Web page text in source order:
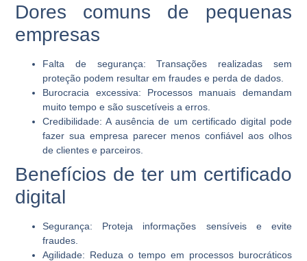
Dores comuns de pequenas
empresas
Falta de segurança: Transações realizadas sem
proteção podem resultar em fraudes e perda de dados.
Burocracia excessiva: Processos manuais demandam
muito tempo e são suscetíveis a erros.
Credibilidade: A ausência de um certificado digital pode
fazer sua empresa parecer menos confiável aos olhos
de clientes e parceiros.
Benefícios de ter um certificado
digital
Segurança: Proteja informações sensíveis e evite
fraudes.
Agilidade: Reduza o tempo em processos burocráticos